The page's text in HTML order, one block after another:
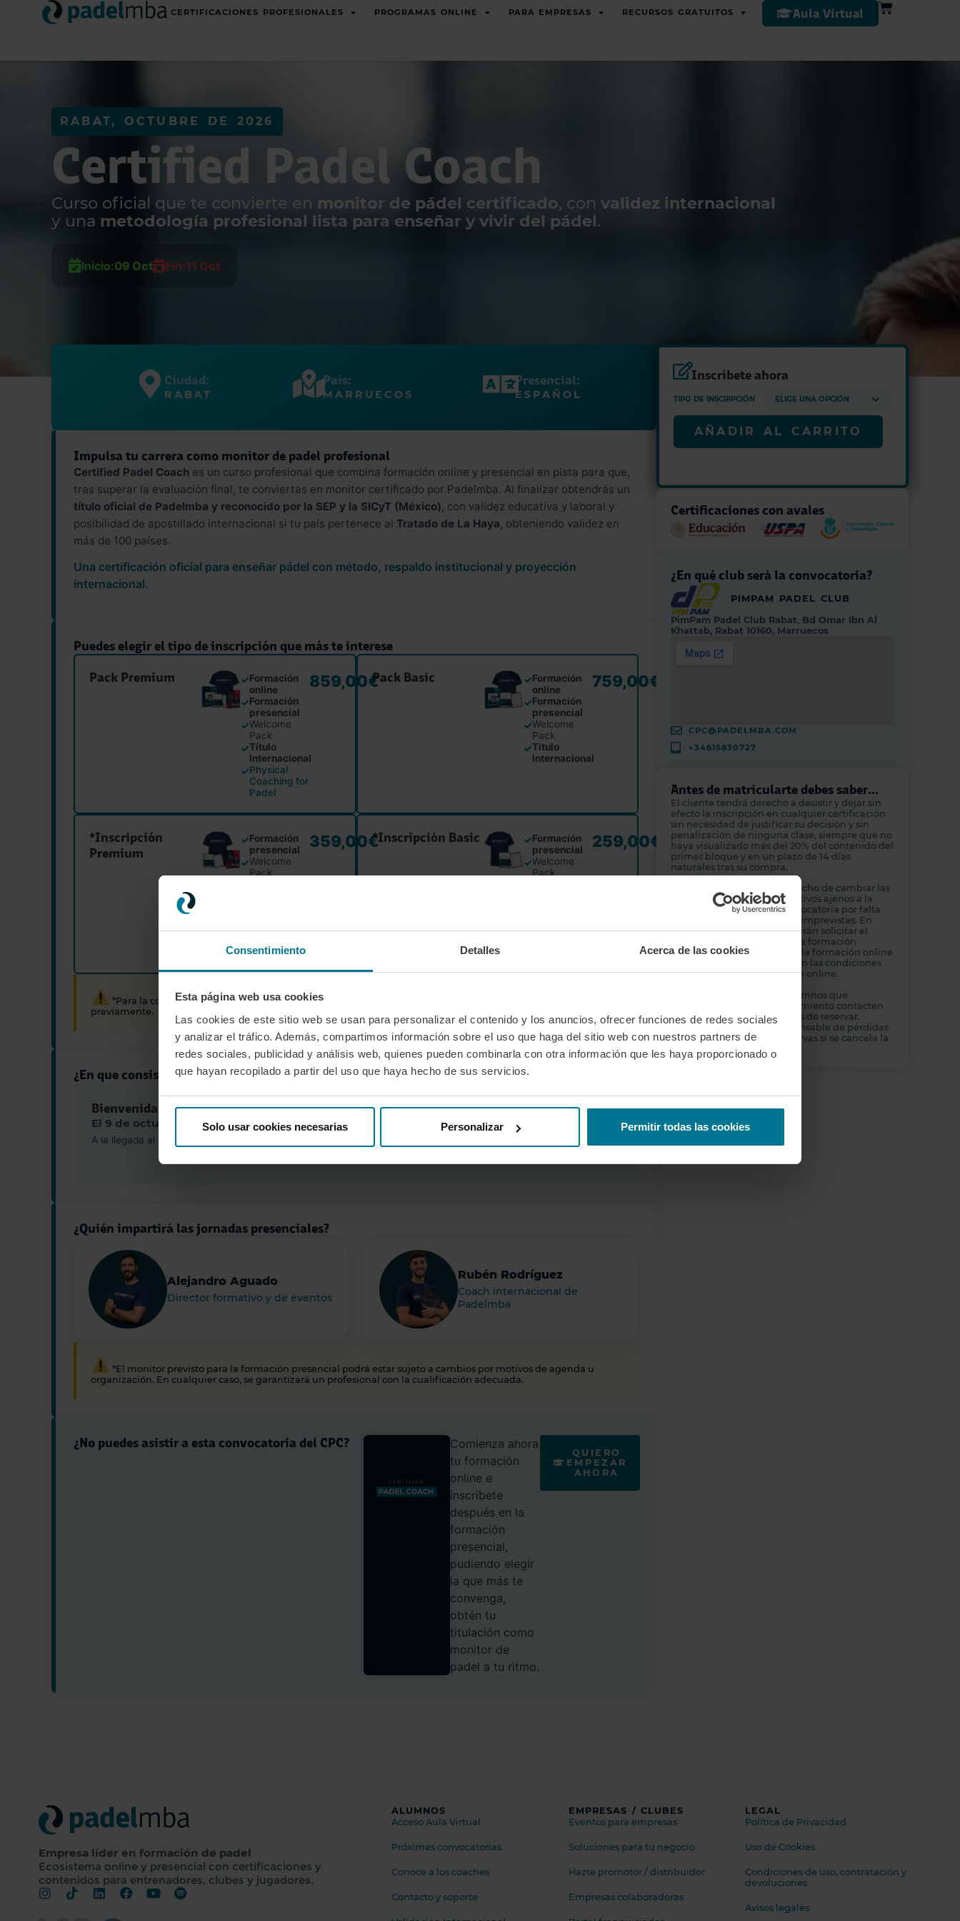
Consentimiento Detalles Acerca de las cookies
Esta página web usa cookies
Las cookies de este sitio web se usan para personalizar el contenido y los anuncios, ofrecer funciones de redes sociales
y analizar el tráfico. Además, compartimos información sobre el uso que haga del sitio web con nuestros partners de
redes sociales, publicidad y análisis web, quienes pueden combinarla con otra información que les haya proporcionado o
que hayan recopilado a partir del uso que haya hecho de sus servicios.
Solo usar cookies necesarias Personalizar Permitir todas las cookies
CERTIFICACIONES PROFESIONALES PROGRAMAS ONLINE PARA EMPRESAS RECURSOS GRATUITOS Aula Virtual
RABAT, OCTUBRE DE 2026
Certified Padel Coach
Curso oficial que te convierte en monitor de pádel certificado, con validez internacional
y una metodología profesional lista para enseñar y vivir del pádel.
Inicio:09 Oct Fin:11 Oct
Ciudad:
RABAT
País:
MARRUECOS
Presencial:
ESPAÑOL
Impulsa tu carrera como monitor de padel profesional
Certified Padel Coach es un curso profesional que combina formación online y presencial en pista para que,
tras superar la evaluación final, te conviertas en monitor certificado por Padelmba. Al finalizar obtendrás un
título oficial de Padelmba y reconocido por la SEP y la SICyT (México), con validez educativa y laboral y
posibilidad de apostillado internacional si tu país pertenece al Tratado de La Haya, obteniendo validez en
más de 100 países.
Una certificación oficial para enseñar pádel con método, respaldo institucional y proyección
internacional.
Puedes elegir el tipo de inscripción que más te interese
Pack Premium
✓Formación
online
✓Formación
presencial
✓Welcome
Pack
✓Título
Internacional
✓Physical
Coaching for
Padel
859,00€
Pack Basic ✓Formación
online
✓Formación
presencial
✓Welcome
Pack
✓Título
Internacional
759,00€
*Inscripción
Premium
✓Formación
presencial
✓Welcome
Pack
Padel
359,00€
*Inscripción Basic ✓Formación
presencial
✓Welcome
Pack
259,00€
*Para la compra de lasinscripciones Premium y Basic
previamente.
¿En que consisten las jornadas de formación práctica?
Bienvenida
El 9 de octubre
A la llegada al club
Prácticas en pista
El 9 y 10 de octubre
Evaluación en pista
El 11 de octubre
¿Quién impartirá las jornadas presenciales?
Alejandro Aguado
Director formativo y de eventos
Rubén Rodríguez
Coach internacional de
Padelmba
*El monitor previsto para la formación presencial podrá estar sujeto a cambios por motivos de agenda u
organización. En cualquier caso, se garantizará un profesional con la cualificación adecuada.
¿No puedes asistir a esta convocatoria del CPC?
Comienza ahora
tu formación
online e
inscríbete
después en la
formación
presencial,
pudiendo elegir
la que más te
convenga,
obtén tu
titulación como
monitor de
padel a tu ritmo.
QUIERO
EMPEZAR
AHORA
Inscríbete ahora
TIPO DE INSCRIPCIÓN
AÑADIR AL CARRITO
Certificaciones con avales
¿En qué club será la convocatoria?
PIMPAM PADEL CLUB
PimPam Padel Club Rabat, Bd Omar Ibn Al
Khattab, Rabat 10160, Marruecos
CPC@PADELMBA.COM
+34615830727
Antes de matricularte debes saber...
El cliente tendrá derecho a desistir y dejar sin
efecto la inscripción en cualquier certificación
sin necesidad de justificar su decisión y sin
penalización de ninguna clase, siempre que no
haya visualizado más del 20% del contenido del
primer bloque y en un plazo de 14 días
naturales tras su compra.
Padelmba se reserva el derecho de cambiar las
fechas de sus cursos por motivos ajenos a la
empresa, cancelar una convocatoria por falta
de alumnos u otras razones imprevistas. En
estos casos, los alumnos podrán solicitar el
reembolso únicamente de la formación
presencial. El reembolso de la formación online
solo se aplicará si se cumplen las condiciones
de la garantía de devolución online.
Recomendamos que los alumnos que
necesiten transporte o alojamiento contacten
con atención al cliente antes de reservar.
Padelmba no se hace responsable de pérdidas
económicas por dichas reservas si se cancela la
formación presencial.
Empresa líder en formación de padel
Ecosistema online y presencial con certificaciones y
contenidos para entrenadores, clubes y jugadores.
ALUMNOS
Acceso Aula Virtual
Próximas convocatorias
Conoce a los coaches
Contacto y soporte
EMPRESAS / CLUBES
Eventos para empresas
Soluciones para tu negocio
Hazte promotor / distribuidor
Empresas colaboradoras
LEGAL
Política de Privacidad
Uso de Cookies
Condiciones de uso, contratación y
devoluciones
Avisos legales